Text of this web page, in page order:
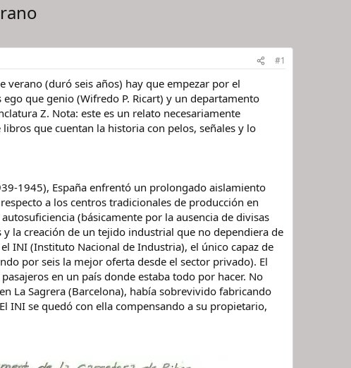
#1
verano (duró seis años) hay que empezar por el
que genio (Wifredo P. Ricart) y un departamento
Z. Nota: este es un relato necesariamente
que cuentan la historia con pelos, señales y lo
1945), España enfrentó un prolongado aislamiento
a los centros tradicionales de producción en
(básicamente por la ausencia de divisas
la creación de un tejido industrial que no dependiera de
INI (Instituto Nacional de Industria), el único capaz de
por seis la mejor oferta desde el sector privado). El
en un país donde estaba todo por hacer. No
La Sagrera (Barcelona), había sobrevivido fabricando
INI se quedó con ella compensando a su propietario,